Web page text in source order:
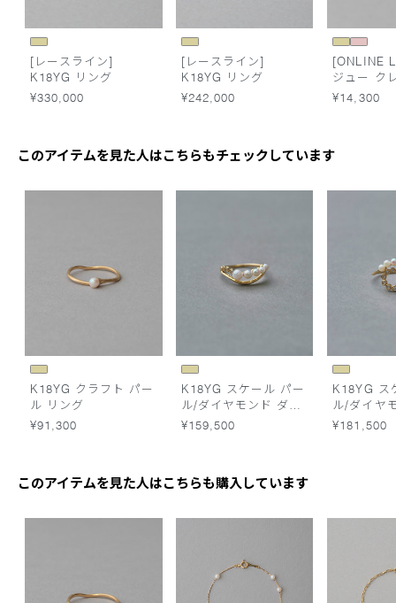
[レースライン]
K18YG リング
¥330,000
[レースライン]
K18YG リング
¥242,000
[ONLINE
ジュー ク
ーン リン
¥14,300
このアイテムを見た人はこちらもチェックしています
K18YG クラフト パー
ル リング
¥91,300
K18YG スケール パー
ル/ダイヤモンド ダブ
ルライン リング
¥159,500
K18YG ス
ル/ダイヤ
グ
¥181,500
このアイテムを見た人はこちらも購入しています